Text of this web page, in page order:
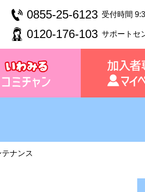
0855-25-6123 受付時間
0120-176-103 サポートセ
ナンス